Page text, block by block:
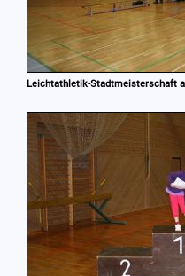
Leichtathletik-Stadtmeisterschaft